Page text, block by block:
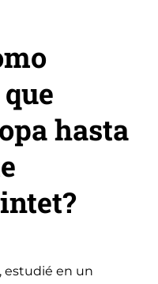
hasta
estudié en un